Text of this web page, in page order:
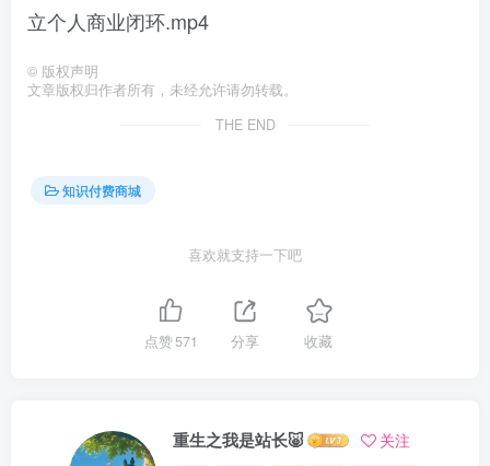
立个人商业闭环.mp4
© 版权声明
文章版权归作者所有，未经允许请勿转载。
THE END
知识付费商城
喜欢就支持一下吧
点赞571 分享 收藏
重生之我是站长🐷 关注